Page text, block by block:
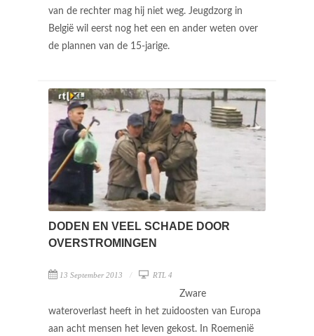
van de rechter mag hij niet weg. Jeugdzorg in
België wil eerst nog het een en ander weten over
de plannen van de 15-jarige.
DODEN EN VEEL SCHADE DOOR
OVERSTROMINGEN
13 September 2013 RTL 4
Zware
wateroverlast heeft in het zuidoosten van Europa
aan acht mensen het leven gekost. In Roemenië